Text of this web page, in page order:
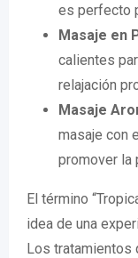
es perfecto
Masaje en
calientes
relajación
Masaje
masaje con
promover la
El término
idea de una
Los tratamientos